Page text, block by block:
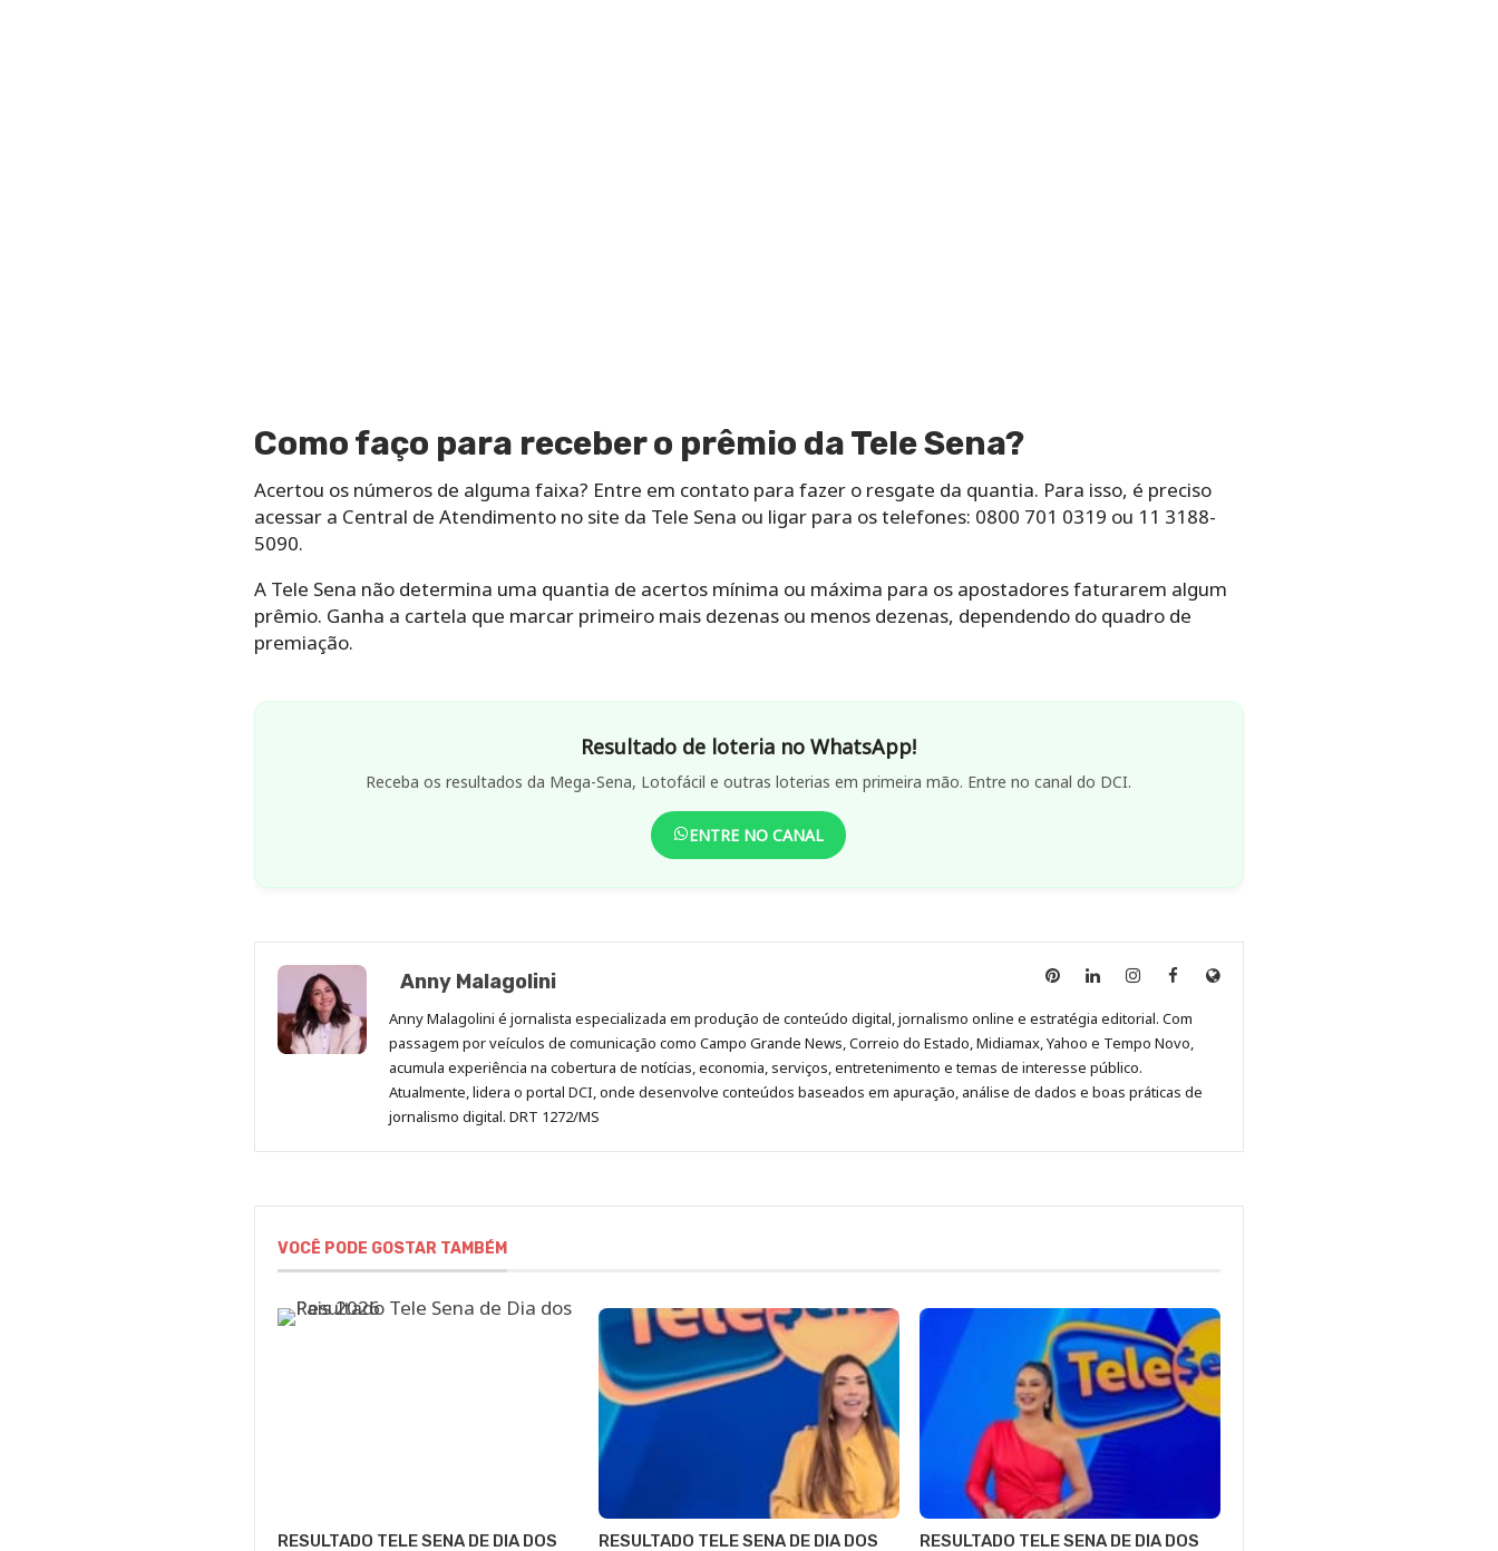
Como faço para receber o prêmio da Tele Sena?
Acertou os números de alguma faixa? Entre em contato para fazer o resgate da quantia. Para isso, é preciso
acessar a Central de Atendimento no site da Tele Sena ou ligar para os telefones: 0800 701 0319 ou 11 3188-
5090.
A Tele Sena não determina uma quantia de acertos mínima ou máxima para os apostadores faturarem algum
prêmio. Ganha a cartela que marcar primeiro mais dezenas ou menos dezenas, dependendo do quadro de
premiação.
Resultado de loteria no WhatsApp!
Receba os resultados da Mega-Sena, Lotofácil e outras loterias em primeira mão. Entre no canal do DCI.
ENTRE NO CANAL
Anny Malagolini
Anny
no
Pinterest
Anny
no
LinkedIn
Anny
no
Instagram
Anny
no
Facebook
Site
Anny Malagolini é jornalista especializada em produção de conteúdo digital, jornalismo online e estratégia editorial. Com
passagem por veículos de comunicação como Campo Grande News, Correio do Estado, Midiamax, Yahoo e Tempo Novo,
acumula experiência na cobertura de notícias, economia, serviços, entretenimento e temas de interesse público.
Atualmente, lidera o portal DCI, onde desenvolve conteúdos baseados em apuração, análise de dados e boas práticas de
jornalismo digital. DRT 1272/MS
VOCÊ PODE GOSTAR TAMBÉM
RESULTADO TELE SENA DE DIA DOS RESULTADO TELE SENA DE DIA DOS RESULTADO TELE SENA DE DIA DOS